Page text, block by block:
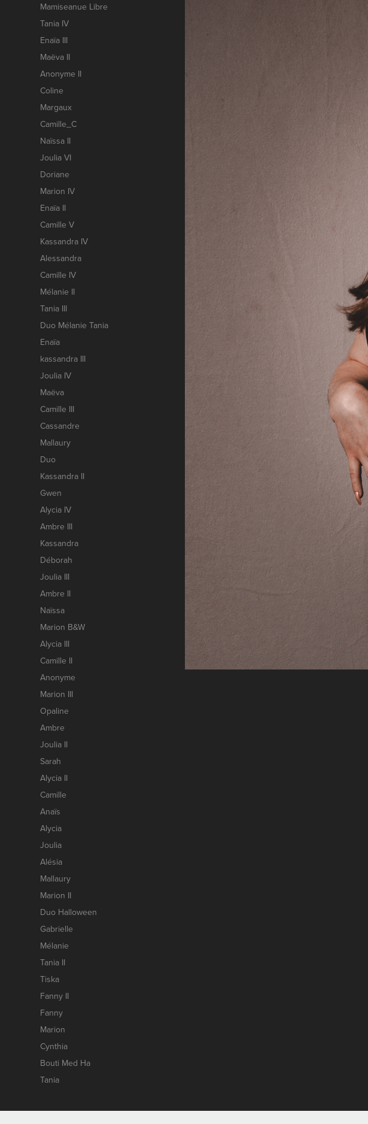
Mamiseanue Libre
Tania IV
Enaïa III
Maëva II
Anonyme II
Coline
Margaux
Camille_C
Naïssa II
Joulia VI
Doriane
Marion IV
Enaïa II
Camille V
Kassandra IV
Alessandra
Camille IV
Mélanie II
Tania III
Duo Mélanie Tania
Enaïa
kassandra III
Joulia IV
Maëva
Camille III
Cassandre
Mallaury
Duo
Kassandra II
Gwen
Alycia IV
Ambre III
Kassandra
Déborah
Joulia III
Ambre II
Naïssa
Marion B&W
Alycia III
Camille II
Anonyme
Marion III
Opaline
Ambre
Joulia II
Sarah
Alycia II
Camille
Anaïs
Alycia
Joulia
Alésia
Mallaury
Marion II
Duo Halloween
Gabrielle
Mélanie
Tania II
Tiska
Fanny II
Fanny
Marion
Cynthia
Bouti Med Ha
Tania
Contact